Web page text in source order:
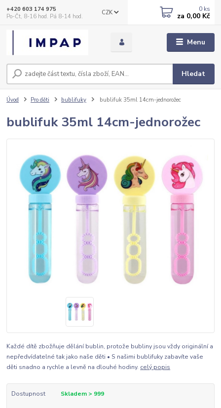
Menu
CZK
Hledat
+420 603 174 975
Po-Čt, 8-16 hod. Pá 8-14 hod.
0 ks
za 0,00 Kč
Úvod Pro děti bublifuky bublifuk 35ml 14cm-jednorožec
bublifuk 35ml 14cm-jednorožec
Každé dítě zbožňuje dělání bublin, protože bubliny jsou vždy originální a
nepředvídatelné tak jako naše děti • S našimi bublifuky zabavíte vaše
děti snadno a rychle a levně na dlouhé hodiny. celý popis
Dostupnost Skladem > 999